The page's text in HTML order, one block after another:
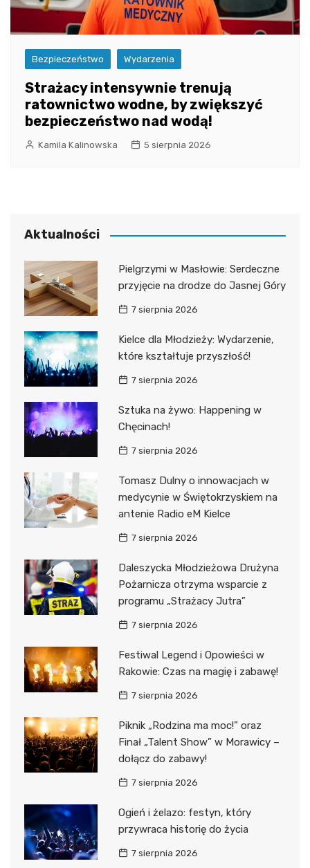
Bezpieczeństwo Wydarzenia
Strażacy intensywnie trenują
ratownictwo wodne, by zwiększyć
bezpieczeństwo nad wodą!
Kamila Kalinowska 5 sierpnia 2026
Aktualności
Pielgrzymi w Masłowie: Serdeczne
przyjęcie na drodze do Jasnej Góry
7 sierpnia 2026
Kielce dla Młodzieży: Wydarzenie,
które kształtuje przyszłość!
7 sierpnia 2026
Sztuka na żywo: Happening w
Chęcinach!
7 sierpnia 2026
Tomasz Dulny o innowacjach w
medycynie w Świętokrzyskiem na
antenie Radio eM Kielce
7 sierpnia 2026
Daleszycka Młodzieżowa Drużyna
Pożarnicza otrzyma wsparcie z
programu „Strażacy Jutra”
7 sierpnia 2026
Festiwal Legend i Opowieści w
Rakowie: Czas na magię i zabawę!
7 sierpnia 2026
Piknik „Rodzina ma moc!” oraz
Finał „Talent Show” w Morawicy –
dołącz do zabawy!
7 sierpnia 2026
Ogień i żelazo: festyn, który
przywraca historię do życia
7 sierpnia 2026